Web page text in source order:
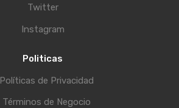
Twitter
Instagram
Politicas
Políticas de Privacidad
Términos de Negocio